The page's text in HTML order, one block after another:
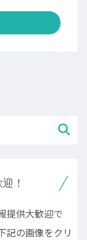
！
提供大歓迎で
記の画像をクリ